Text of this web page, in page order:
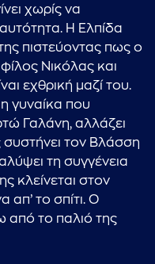
χωρίς να
Η Ελπίδα
πιστεύοντας πως ο
Νικόλας και
εχθρική μαζί του.
γυναίκα που
Γαλάνη, αλλάζει
τον Βλάσση
τη συγγένεια
κλείνεται στον
απ’ το σπίτι. Ο
από το παλιό της